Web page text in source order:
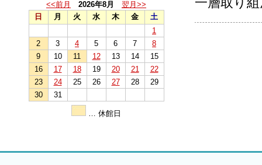
<<前月 2026年8月
翌月>>
日
月 火 水 木 金
土
1
2
3 4 5 6 7
8
9
10 11 12 13 14
15
16
17 18 19 20 21
22
23
24 25 26 27 28
29
30
31
… 休館日